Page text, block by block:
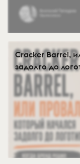
Cracker Barrel,
задолго до